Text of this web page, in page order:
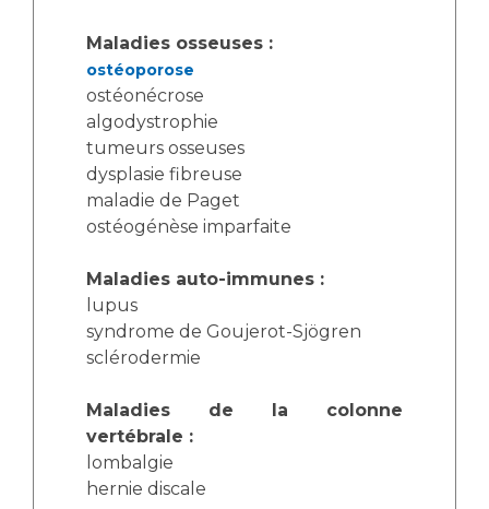
Maladies osseuses :
ostéoporose
ostéonécrose
algodystrophie
tumeurs osseuses
dysplasie fibreuse
maladie de Paget
ostéogénèse imparfaite
Maladies auto-immunes :
lupus
syndrome de Goujerot-Sjögren
sclérodermie
Maladies de la colonne
vertébrale :
lombalgie
hernie discale